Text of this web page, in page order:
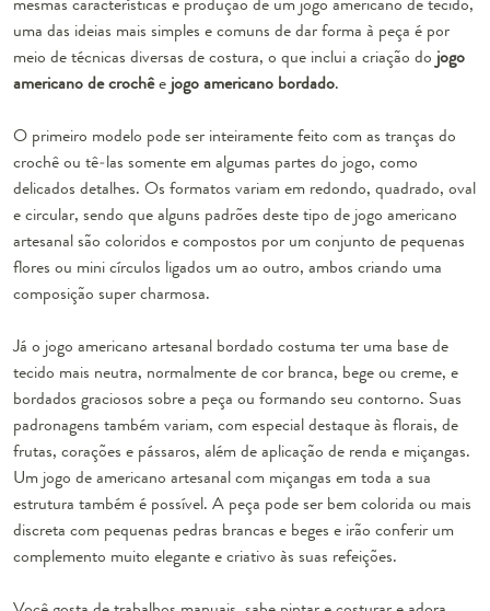
uma das ideias mais simples e comuns de dar forma à peça é por
meio de técnicas diversas de costura, o que inclui a criação do jogo
americano de crochêe jogo americano bordado.
O primeiro modelo pode ser inteiramente feito com as tranças do
crochê ou tê-las somente em algumas partes do jogo, como
delicados detalhes. Os formatos variam em redondo, quadrado, oval
e circular, sendo que alguns padrões deste tipo de jogo americano
artesanal são coloridos e compostos por um conjunto de pequenas
flores ou mini círculos ligados um ao outro, ambos criando uma
composição super charmosa.
Já o jogo americano artesanal bordado costuma ter uma base de
tecido mais neutra, normalmente de cor branca, bege ou creme, e
bordados graciosos sobre a peça ou formando seu contorno. Suas
padronagens também variam, com especial destaque às florais, de
frutas, corações e pássaros, além de aplicação de renda e miçangas.
Um jogo de americano artesanal com miçangas em toda a sua
estrutura também é possível. A peça pode ser bem colorida ou mais
discreta com pequenas pedras brancas e beges e irão conferir um
complemento muito elegante e criativo às suas refeições.